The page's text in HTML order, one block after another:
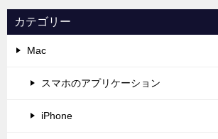
カテゴリー
Mac
スマホのアプリケーション
iPhone